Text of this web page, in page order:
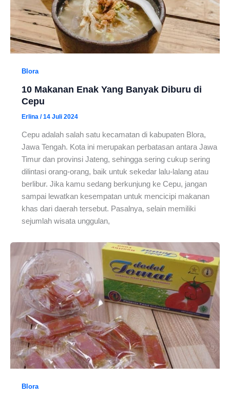
Blora
10 Makanan Enak Yang Banyak Diburu di
Cepu
Erlina /14 Juli 2024
Cepu adalah salah satu kecamatan di kabupaten Blora,
Jawa Tengah. Kota ini merupakan perbatasan antara Jawa
Timur dan provinsi Jateng, sehingga sering cukup sering
dilintasi orang-orang, baik untuk sekedar lalu-lalang atau
berlibur. Jika kamu sedang berkunjung ke Cepu, jangan
sampai lewatkan kesempatan untuk mencicipi makanan
khas dari daerah tersebut. Pasalnya, selain memiliki
sejumlah wisata unggulan,
Blora